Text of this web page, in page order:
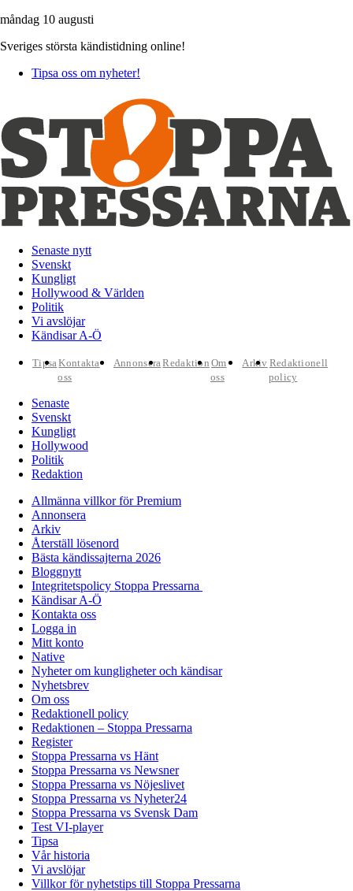
måndag 10 augusti
Sveriges största kändistidning online!
Tipsa oss om nyheter!
Senaste nytt
Svenskt
Kungligt
Hollywood & Världen
Politik
Vi avslöjar
Kändisar A-Ö
TipsaKontakta
oss
AnnonseraRedaktion Om
oss
Arkiv Redaktionell
policy
Senaste
Svenskt
Kungligt
Hollywood
Politik
Redaktion
Allmänna villkor för Premium
Annonsera
Arkiv
Återställ lösenord
Bästa kändissajterna 2026
Bloggnytt
Integritetspolicy Stoppa Pressarna
Kändisar A-Ö
Kontakta oss
Logga in
Mitt konto
Native
Nyheter om kungligheter och kändisar
Nyhetsbrev
Om oss
Redaktionell policy
Redaktionen – Stoppa Pressarna
Register
Stoppa Pressarna vs Hänt
Stoppa Pressarna vs Newsner
Stoppa Pressarna vs Nöjeslivet
Stoppa Pressarna vs Nyheter24
Stoppa Pressarna vs Svensk Dam
Test VI-player
Tipsa
Vår historia
Vi avslöjar
Villkor för nyhetstips till Stoppa Pressarna